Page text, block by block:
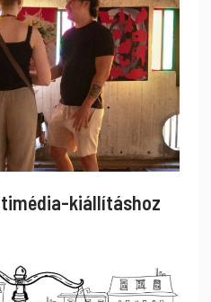
kiállításhoz